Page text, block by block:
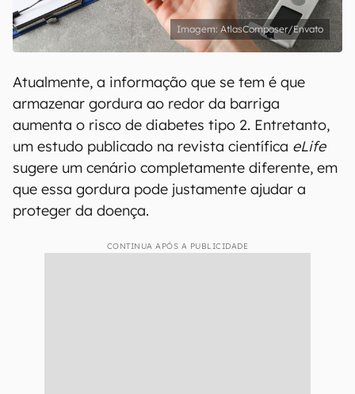
AtlasComposer/Envato
Atualmente, a informação que se tem é que
armazenar gordura ao redor da barriga
aumenta o risco de diabetes tipo 2. Entretanto,
um estudo publicado na revista científica eLife
sugere um cenário completamente diferente, em
que essa gordura pode justamente ajudar a
proteger da doença.
CONTINUA APÓS A PUBLICIDADE